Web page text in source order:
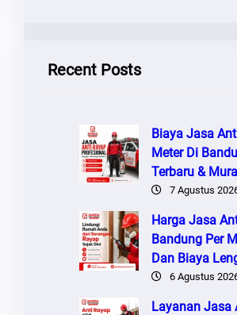
Recent Posts
Biaya Jasa
Meter Di
Terbaru &
7 Agustus
Harga Jasa
Bandung Per
Dan Biaya
6 Agustus
Layanan Jasa